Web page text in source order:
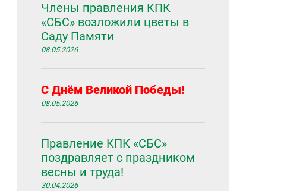
Члены правления КПК
«СБС» возложили цветы в
Саду Памяти
08.05.2026
С Днём Великой Победы!
08.05.2026
Правление КПК «СБС»
поздравляет с праздником
весны и труда!
30.04.2026